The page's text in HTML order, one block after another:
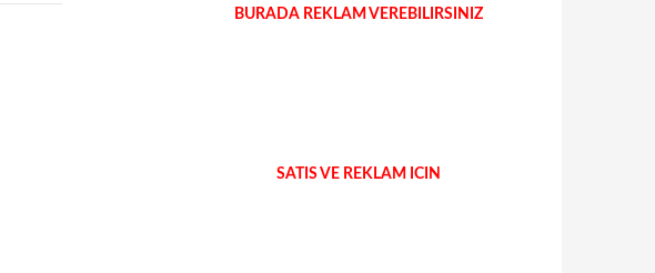
BURADA REKLAM VEREBILIRSINIZ
SATIS VE REKLAM ICIN